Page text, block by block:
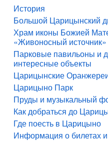
История
Большой Царицынский
Храм иконы Божией
«Живоносный источник»
Парковые павильоны и
интересные объекты
Царицынские
Царицыно Парк
Пруды и музыкальный
Как добраться до
Где поесть в Царицыно
Информация о билетах